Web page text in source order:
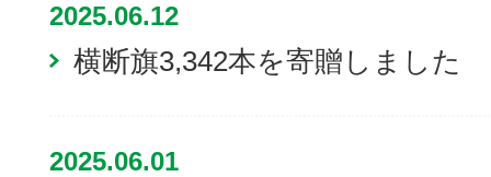
2025.06.12
横断旗3,342本を寄贈しました
2025.06.01